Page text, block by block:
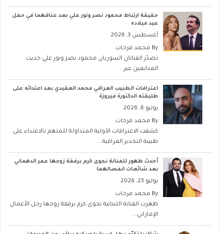
حقيقة ارتباط محمود نصر ونور علي بعد عناقهما في حفل
عيد ميلاده
أغسطس 3, 2026
By محمد فرحات
تصدّر الفنانان السوريان محمود نصر ونور علي حديث
المتابعين عبر...
اعترافات الطبيب العراقي محمد العقيدي بعد اعتدائه على
طليقته الدكتورة فيروزة
يوليو 6, 2026
By محمد فرحات
كشفت الاعترافات الأولية المتداولة للمتهم بالاعتداء على
طبيبة التخدير العراقية...
أحدث ظهور للفنانة نجوى كرم برفقة زوجها عمر الدهماني
بعد شائعات انفصالهما
يوليو 23, 2026
By محمد فرحات
ظهرت الفنانة اللبنانية نجوى كرم برفقة زوجها رجل الأعمال
الإماراتي...